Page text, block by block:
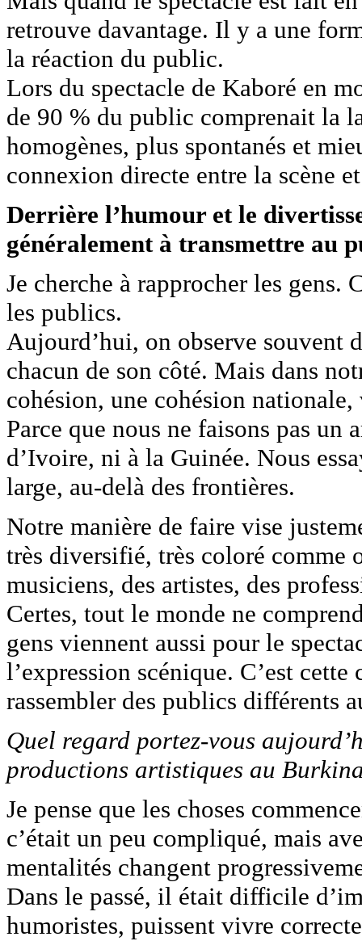
retrouve davantage. Il y a une
la réaction du public.
Lors du spectacle de Kaboré en
de 90 % du public comprenait la
homogènes, plus spontanés et
connexion directe entre la scène
Derrière l’humour et le
généralement à transmettre au
Je cherche à rapprocher les gens.
les publics.
Aujourd’hui, on observe souvent
chacun de son côté. Mais dans
cohésion, une cohésion
Parce que nous ne faisons pas
d’Ivoire, ni à la Guinée. Nous
large, au-delà des frontières.
Notre manière de faire vise
très diversifié, très coloré comme
musiciens, des artistes, des
Certes, tout le monde ne
gens viennent aussi pour le
l’expression scénique. C’est
rassembler des publics différents
Quel regard portez-vous
productions artistiques au
Je pense que les choses
c’était un peu compliqué, mais
mentalités changent
Dans le passé, il était difficile
humoristes, puissent vivre